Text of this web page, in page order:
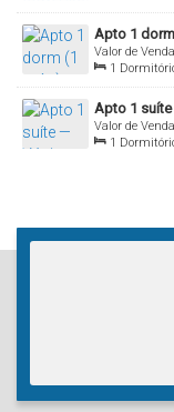
Sala(s) , 2
Apto 1
Valor de Venda
dourado,
1
Sala(s) , 1
Apto 1
Valor de Venda
dourado,
1